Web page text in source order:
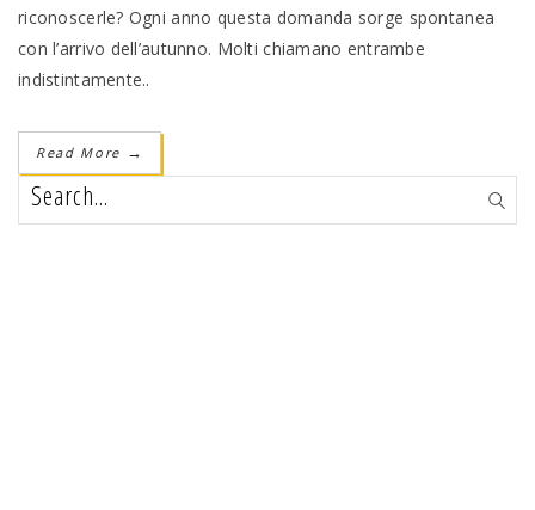
riconoscerle? Ogni anno questa domanda sorge spontanea
con l’arrivo dell’autunno. Molti chiamano entrambe
indistintamente..
Read More →